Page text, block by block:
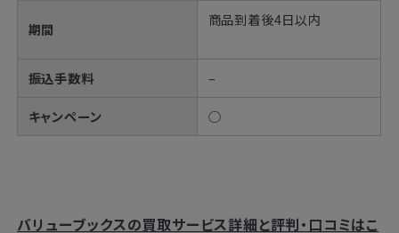
期間
商品到着後4日以内
振込手数料 –
キャンペーン ○
バリューブックスの買取サービス詳細と評判・口コミはこ